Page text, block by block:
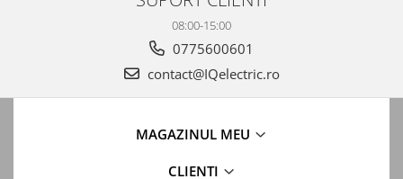
08:00-15:00
0775600601
contact@IQelectric.ro
MAGAZINUL MEU
CLIENTI